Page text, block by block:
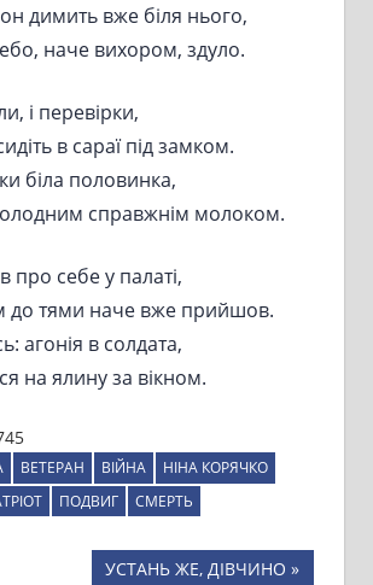
димить вже біля нього,
наче вихором, здуло.
і перевірки,
в сараї під замком.
біла половинка,
холодним справжнім молоком.
про себе у палаті,
до тями наче вже прийшов.
агонія в солдата,
на ялину за вікном.
ВЕТЕРАН ВІЙНА
НІНА КОРЯЧКО
ПОДВИГ СМЕРТЬ
Next
УСТАНЬ ЖЕ, ДІВЧИНО